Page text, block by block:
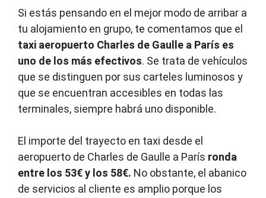
Si estás pensando en el mejor modo de arribar a
tu alojamiento en grupo, te comentamos que el
taxi aeropuerto Charles de Gaulle a París es
uno de los más efectivos. Se trata de vehículos
que se distinguen por sus carteles luminosos y
que se encuentran accesibles en todas las
terminales, siempre habrá uno disponible.
El importe del trayecto en taxi desde el
aeropuerto de Charles de Gaulle a París ronda
entre los 53€ y los 58€. No obstante, el abanico
de servicios al cliente es amplio porque los